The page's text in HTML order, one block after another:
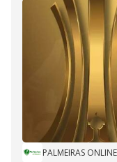
PALMEIRAS ONLINE